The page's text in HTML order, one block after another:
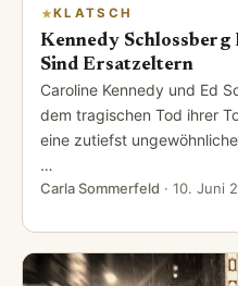
KLATSCH
Kennedy Schlossberg
Sind Ersatzeltern
Caroline Kennedy und Ed
dem tragischen Tod ihrer
eine zutiefst
…
Carla Sommerfeld · 10. Juni